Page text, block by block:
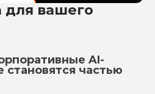
для вашего
AI-
частью